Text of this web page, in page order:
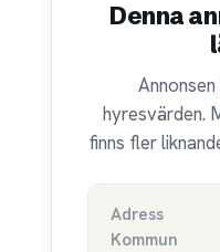
Denna
hyresvärden.
finns fler
Adress
Kommun